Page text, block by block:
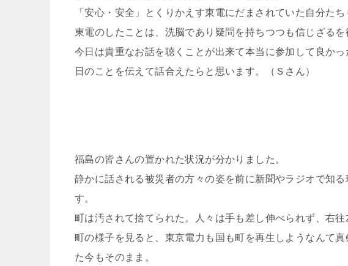
「安心・安全」とくりかえす東電にだまされていた自分た
東電のしたことは、洗脳であり疑問を持ちつつも信じざるを
今日は貴重なお話を聴くことが出来て本当に参加して良か
日のことを伝えて話合えたらと思います。（Ｓさん）
福島の皆さんの置かれた状況が分かりました。
静かに話される被災者の方々の姿を前に新聞やラジオで知
す。
町は汚されて捨てられた。人々は手も差し伸べられず、右往
町の様子を見ると、東京電力も国も町を再生しようなんて
た今もそのまま。